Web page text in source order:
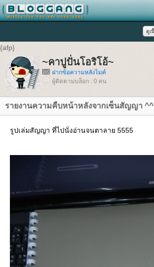
{afp}
~คาปูปั่นโอริโอ้~
ฝากข้อความหลังไมค์
ผู้ติดตามบล็อก : 0 คน
รายงานความคืบหน้าหลังจากเซ็นสัญญา ^^
รูปเล่มสัญญา ที่ไปนั่งอ่านจนตาลาย 5555